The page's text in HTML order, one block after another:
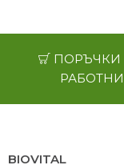
ПОРЪЧКИ
РАБОТНИ
BIOVITAL